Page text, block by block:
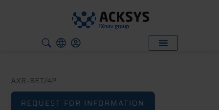
AXR-SET/4P
REQUEST FOR INFORMATION